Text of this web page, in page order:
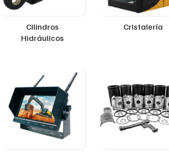
Cilindros
Hidráulicos
Cristalería